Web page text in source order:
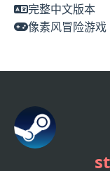
完整中文版本
像素风冒险游戏